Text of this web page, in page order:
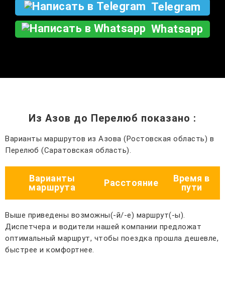
Telegram
Whatsapp
Из Азов до Перелюб показано :
Варианты маршрутов из Азова (Ростовская область) в
Перелюб (Саратовская область).
Варианты
маршрута
Расстояние
Время в
пути
Выше приведены возможны(-й/-е) маршрут(-ы).
Диспетчера и водители нашей компании предложат
оптимальный маршрут, чтобы поездка прошла дешевле,
быстрее и комфортнее.